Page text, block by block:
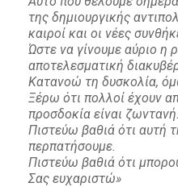
της δημιουργικής
καιροί και οι νέες
Ώστε να γίνουμε αύριο η
αποτελεσματική
Κατανοώ τη δυσκολία,
Ξέρω ότι πολλοί έχουν
προσδοκία είναι ζωντανή.
Πιστεύω βαθιά ότι αυτή
περπατήσουμε.
Πιστεύω βαθιά ότι
Σας ευχαριστώ»